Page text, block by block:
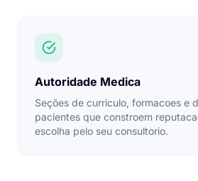
Autoridade Medica
Seções de curriculo, formacoes e
pacientes que constroem
escolha pelo seu consultorio.